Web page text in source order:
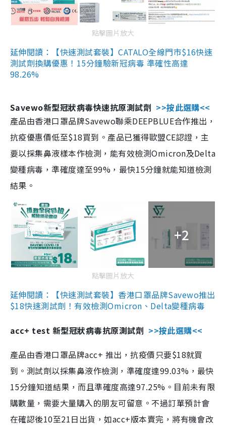
點擊圖片放大
延伸閱讀：【快速測試套裝】CATALO全線門市$16快速
測試劑換購優惠！15分鐘驗新冠病毒 準確性高達
98.26%
Savewo新型冠狀病毒快速抗原測試劑 >>按此選購<<
產品由香港口罩品牌Savewo聯乘DEEPBLUE合作推出，
抗疫優惠價低至$18買到。產品已獲得歐盟CE認證，主
要以採集鼻液樣本作檢測，能有效檢測Omicron及Delta
變種病毒，準確度達至99%，最快15分鐘就能知道檢測
結果。
+2
點擊圖片放大
延伸閱讀：【快速測試套裝】香港口罩品牌Savewo推出
$18快速測試劑！有效檢測Omicron、Delta變種病毒
acc+ test 新型冠狀病毒抗原測試劑 >>按此選購<<
產品由香港口罩品牌acc+ 推出，抗疫價只要$18就買
到。測試劑以採集鼻液作檢測，準確度達99.03%，最快
15分鐘知道結果，而且準確度高達97.25%。目前未有限
購數量，需要大量購入的朋友可留意。不過訂單預計會
在確認後10至21日出貨，如acc+版本賣完，將有機會改